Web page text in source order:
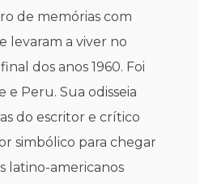
de memórias com
levaram a viver no
dos anos 1960. Foi
Peru. Sua odisseia
do escritor e crítico
simbólico para chegar
latino-americanos